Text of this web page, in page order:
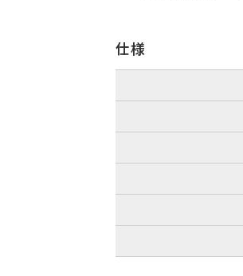
仕様